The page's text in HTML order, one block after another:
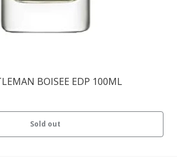
BOISEE EDP 100ML
Sold out